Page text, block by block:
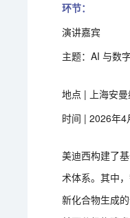
环节：
演讲嘉宾
主题：AI 与数
地点 | 上海安
时间 | 2026年
美迪西构建了
术体系。其中
新化合物生成